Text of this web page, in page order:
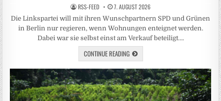
RSS-FEED 7. AUGUST 2026
Die Linkspartei will mit ihren Wunschpartnern SPD und Grünen
in Berlin nur regieren, wenn Wohnungen enteignet werden.
Dabei war sie selbst einst am Verkauf beteiligt….
CONTINUE READING